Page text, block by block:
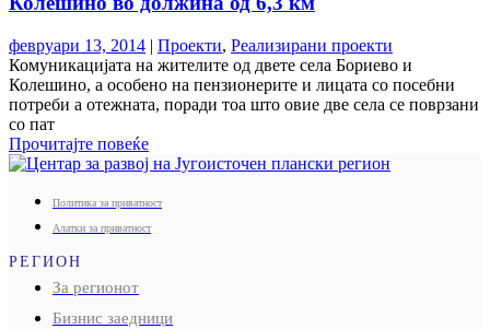
февруари 13, 2014 | Проекти, Реализирани проекти
Комуникацијата на жителите од двете села Бориево и
Колешино, а особено на пензионерите и лицата со посебни
потреби a отежната, поради тоа што овие две села се поврзани
со пат
Прочитајте повеќе
Политика за приватност
Алатки за приватност
РЕГИОН
За регионот
Бизнис заедници